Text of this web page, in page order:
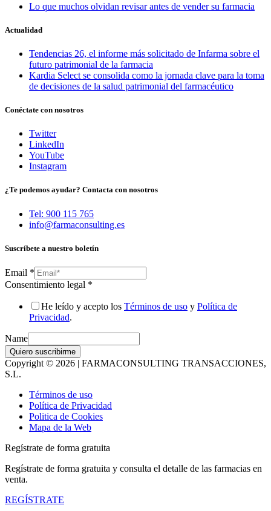
Lo que muchos olvidan revisar antes de vender su farmacia
Actualidad
Tendencias 26, el informe más solicitado de Infarma sobre el
futuro patrimonial de la farmacia
Kardia Select se consolida como la jornada clave para la toma
de decisiones de la salud patrimonial del farmacéutico
Conéctate con nosotros
Twitter
LinkedIn
YouTube
Instagram
¿Te podemos ayudar? Contacta con nosotros
Tel: 900 115 765
info@farmaconsulting.es
Suscríbete a nuestro boletín
Email *
Consentimiento legal *
He leído y acepto los Términos de uso y Política de
Privacidad.
Name
Quiero suscribirme
Copyright © 2026 | FARMACONSULTING TRANSACCIONES,
S.L.
Términos de uso
Política de Privacidad
Politica de Cookies
Mapa de la Web
Regístrate de forma gratuita
Regístrate de forma gratuita y consulta el detalle de las farmacias en
venta.
REGÍSTRATE